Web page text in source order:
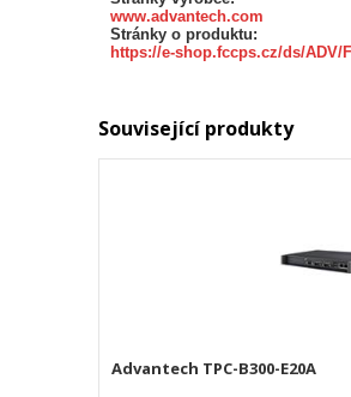
www.advantech.com
Stránky o produktu:
https://e-shop.fccps.cz/ds/ADV/
Související produkty
Advantech TPC-B300-E20A